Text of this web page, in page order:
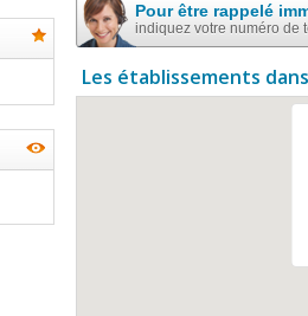
Pour être rappelé
indiquez votre numéro de
Les établissements